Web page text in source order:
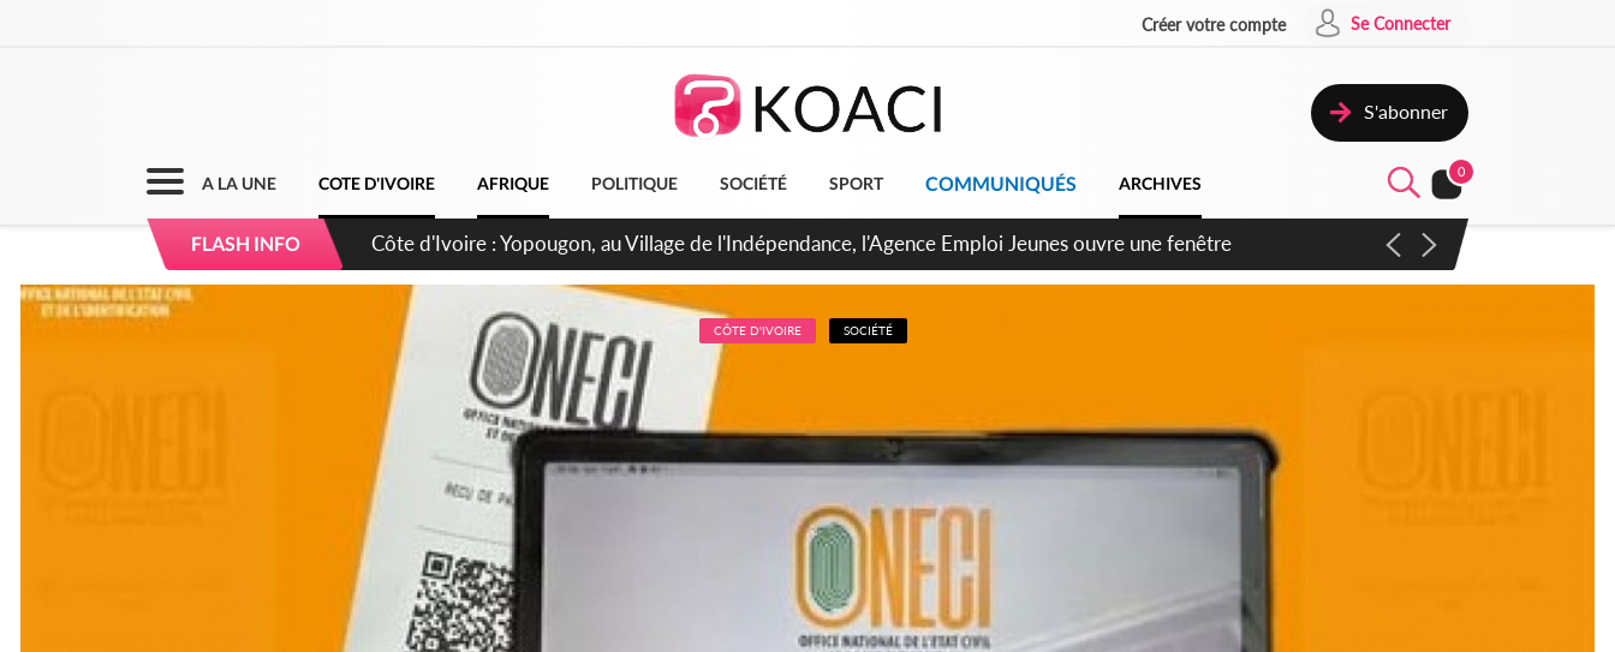
Créer votre compte Se Connecter
S'abonner
A LA UNE COTE D'IVOIRE AFRIQUE POLITIQUE SOCIÉTÉ SPORT COMMUNIQUÉS ARCHIVES
0
FLASH INFO
Côte d'Ivoire : CHU de Treichville, après la fronde, les agents contractuels obtiennent un accord avec la
direction sur les arriérés du SMIG 2023
CÔTE D'IVOIRE SOCIÉTÉ